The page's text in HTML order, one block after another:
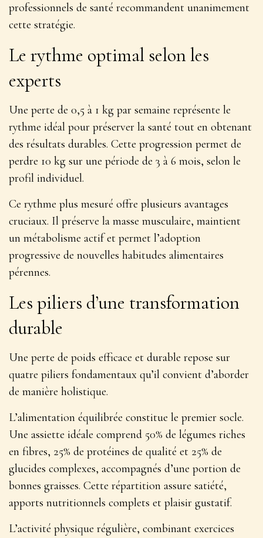
professionnels de santé recommandent unanimement
cette stratégie.
Le rythme optimal selon les
experts
Une perte de 0,5 à 1 kg par semaine représente le
rythme idéal pour préserver la santé tout en obtenant
des résultats durables. Cette progression permet de
perdre 10 kg sur une période de 3 à 6 mois, selon le
profil individuel.
Ce rythme plus mesuré offre plusieurs avantages
cruciaux. Il préserve la masse musculaire, maintient
un métabolisme actif et permet l’adoption
progressive de nouvelles habitudes alimentaires
pérennes.
Les piliers d’une transformation
durable
Une perte de poids efficace et durable repose sur
quatre piliers fondamentaux qu’il convient d’aborder
de manière holistique.
L’alimentation équilibrée constitue le premier socle.
Une assiette idéale comprend 50% de légumes riches
en fibres, 25% de protéines de qualité et 25% de
glucides complexes, accompagnés d’une portion de
bonnes graisses. Cette répartition assure satiété,
apports nutritionnels complets et plaisir gustatif.
L’activité physique régulière, combinant exercices